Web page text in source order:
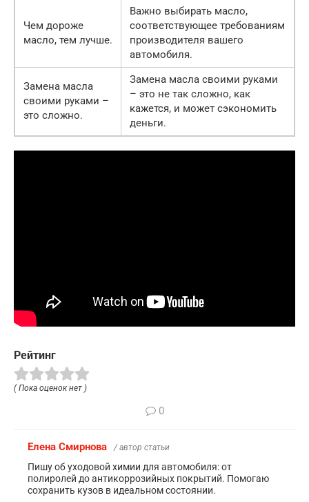
Чем дороже
масло, тем лучше.
Важно выбирать масло,
соответствующее требованиям
производителя вашего
автомобиля.
Замена масла
своими руками –
это сложно.
Замена масла своими руками
– это не так сложно, как
кажется, и может сэкономить
деньги.
Рейтинг
( Пока оценок нет )
0
Елена Смирнова / автор статьи
Пишу об уходовой химии для автомобиля: от
полиролей до антикоррозийных покрытий. Помогаю
сохранить кузов в идеальном состоянии.